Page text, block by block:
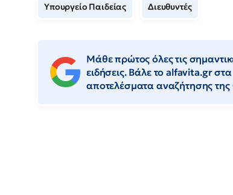
Υπουργείο Παιδείας Διευθυντές
Μάθε πρώτος όλες τις
ειδήσεις. Βάλε το alfavita.gr στα
αποτελέσματα αναζήτησης της